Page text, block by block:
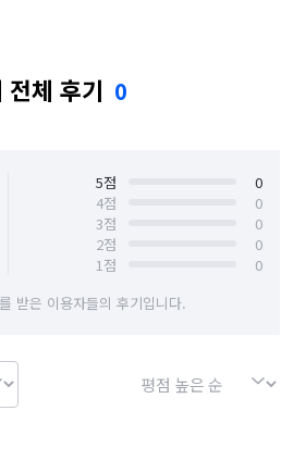
전체 후기 0
5점
0
4점
0
3점
0
2점
0
1점
0
받은 이용자들의 후기입니다.